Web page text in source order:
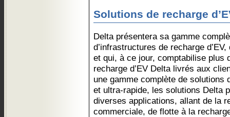
Solutions de recharge
Delta présentera sa gamme
d’infrastructures de recharge
et qui, à ce jour, comptabilise plus
recharge d’EV Delta livrés aux
une gamme complète de solutions
et ultra-rapide, les solutions Delta
diverses applications, allant de la
commerciale, de flotte à la